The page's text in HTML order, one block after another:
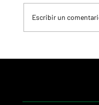
Escribir un